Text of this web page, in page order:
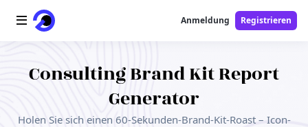
Startseite
Anmeldung Registrieren
Consulting Brand Kit Report
Generator
Holen Sie sich einen 60-Sekunden-Brand-Kit-Roast – Icon-